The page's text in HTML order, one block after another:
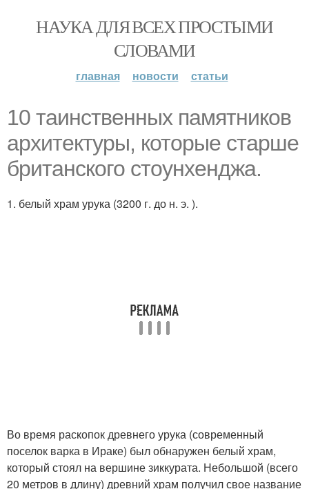
НАУКА ДЛЯ ВСЕХ ПРОСТЫМИ
СЛОВАМИ
главная новости статьи
10 таинственных памятников
архитектуры, которые старше
британского стоунхенджа.
1. белый храм урука (3200 г. до н. э. ).
Во время раскопок древнего урука (современный
поселок варка в Ираке) был обнаружен белый храм,
который стоял на вершине зиккурата. Небольшой (всего
20 метров в длину) древний храм получил свое название